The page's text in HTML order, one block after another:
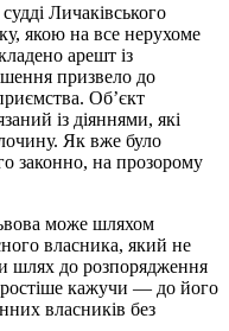
Личаківського
якою на все нерухоме
арешт із
призвело до
Об’єкт
із діяннями, які
Як вже було
законно, на прозорому
може шляхом
власника, який не
шлях до розпорядження
кажучи — до його
власників без